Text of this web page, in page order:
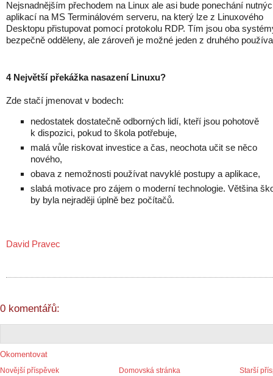
Nejsnadnějším přechodem na Linux ale asi bude ponechání
aplikací na MS Terminálovém serveru, na který lze z Linuxového
Desktopu přistupovat pomocí protokolu RDP. Tím jsou oba
bezpečně odděleny, ale zároveň je možné jeden z druhého
4 Největší překážka nasazení Linuxu?
Zde stačí jmenovat v bodech:
nedostatek dostatečně odborných lidí, kteří jsou pohotově
k dispozici, pokud to škola potřebuje,
malá vůle riskovat investice a čas, neochota učit se něco
nového,
obava z nemožnosti používat navyklé postupy a aplikace,
slabá motivace pro zájem o moderní technologie. Většina
by byla nejraději úplně bez počítačů.
David Pravec
0 komentářů:
Okomentovat
Novější příspěvek Starší
Domovská stránka